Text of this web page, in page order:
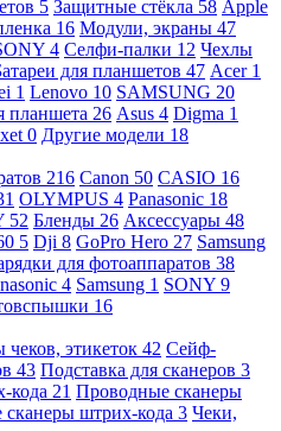
5 Защитные стёкла 58 Apple
16 Модули, экраны 47
4 Селфи-палки 12 Чехлы
для планшетов 47 Acer 1
1 Lenovo 10 SAMSUNG 20
планшета 26 Asus 4 Digma 1
0 Другие модели 18
216 Canon 50 CASIO 16
OLYMPUS 4 Panasonic 18
52 Бленды 26 Аксессуары 48
5 Dji 8 GoPro Hero 27 Samsung
для фотоаппаратов 38
4 Samsung 1 SONY 9
16
этикеток 42 Сейф-
43 Подставка для сканеров 3
кода 21 Проводные сканеры
штрих-кода 3 Чеки,